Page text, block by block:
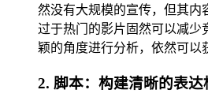
然没有大规模的宣传，但其内
过于热门的影片固然可以减少
颖的角度进行分析，依然可以
2. 脚本：构建清晰的表达